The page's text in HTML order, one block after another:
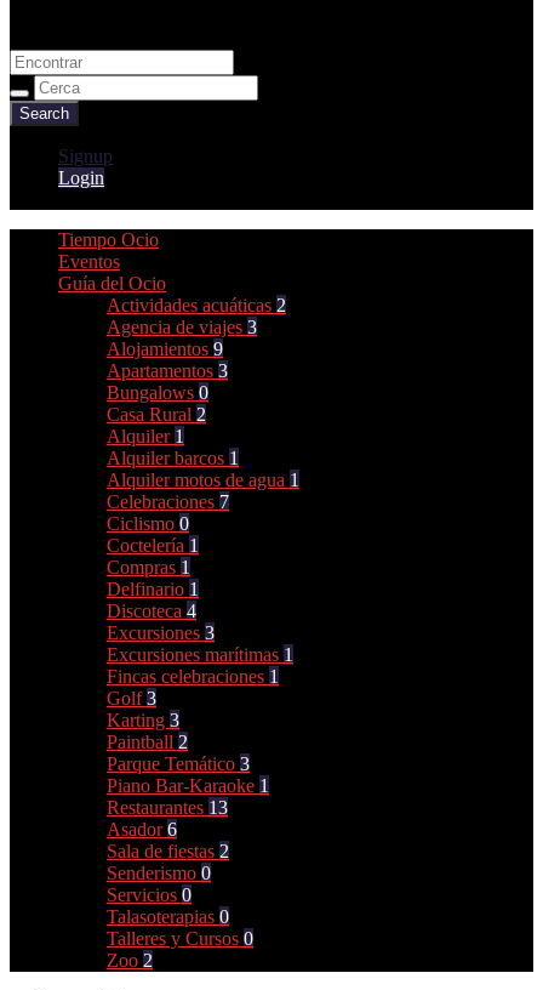
Signup
Login
Tiempo Ocio
Eventos
Guía del Ocio
Actividades acuáticas 2
Agencia de viajes 3
Alojamientos 9
Apartamentos 3
Bungalows 0
Casa Rural 2
Alquiler 1
Alquiler barcos 1
Alquiler motos de agua 1
Celebraciones 7
Ciclismo 0
Coctelería 1
Compras 1
Delfinario 1
Discoteca 4
Excursiones 3
Excursiones marítimas 1
Fincas celebraciones 1
Golf3
Karting 3
Paintball 2
Parque Temático 3
Piano Bar-Karaoke 1
Restaurantes 13
Asador6
Sala de fiestas 2
Senderismo 0
Servicios 0
Talasoterapias 0
Talleres y Cursos 0
Zoo 2